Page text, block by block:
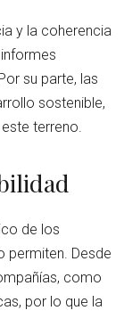
y la coherencia
su parte, las
sostenible,
terreno.
de los
permiten. Desde
como
por lo que la